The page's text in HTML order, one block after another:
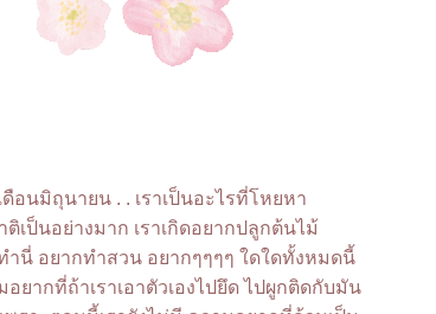
ดือนมิถุนายน . . เราเป็นอะไรที่โหยหา
ติเป็นอย่างมาก เราเกิดอยากปลูกต้นไม้
ำนี่ อยากทำสวน อยากๆๆๆๆ ใดใดทั้งหมดนี้
อยากที่ถ้าเราเอาตัวเองไปยึด ไปผูกติดกับมัน